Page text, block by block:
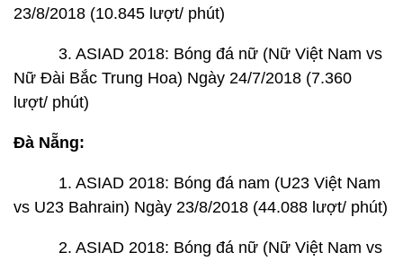
23/8/2018 (10.845 lượt/ phút)
3. ASIAD 2018: Bóng đá nữ (Nữ Việt Nam vs
Nữ Đài Bắc Trung Hoa) Ngày 24/7/2018 (7.360
lượt/ phút)
Đà Nẵng:
1. ASIAD 2018: Bóng đá nam (U23 Việt Nam
vs U23 Bahrain) Ngày 23/8/2018 (44.088 lượt/ phút)
2. ASIAD 2018: Bóng đá nữ (Nữ Việt Nam vs